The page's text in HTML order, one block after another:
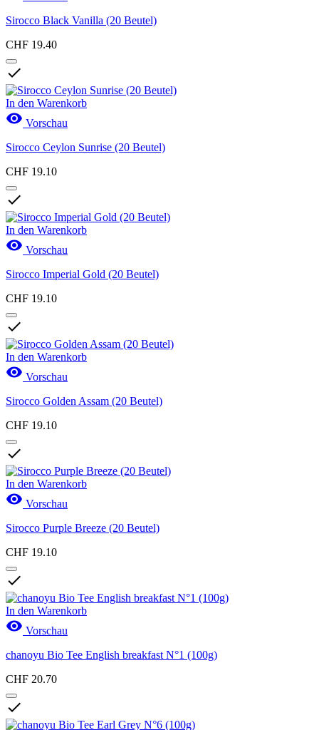
Sirocco Black Vanilla (20 Beutel)
CHF 19.40

In den Warenkorb
 Vorschau
Sirocco Ceylon Sunrise (20 Beutel)
CHF 19.10

In den Warenkorb
 Vorschau
Sirocco Imperial Gold (20 Beutel)
CHF 19.10

In den Warenkorb
 Vorschau
Sirocco Golden Assam (20 Beutel)
CHF 19.10

In den Warenkorb
 Vorschau
Sirocco Purple Breeze (20 Beutel)
CHF 19.10

In den Warenkorb
 Vorschau
chanoyu Bio Tee English breakfast N°1 (100g)
CHF 20.70
